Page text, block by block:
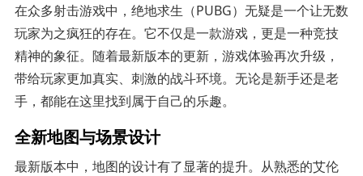
在众多射击游戏中，绝地求生（PUBG）无疑是一个让无数
玩家为之疯狂的存在。它不仅是一款游戏，更是一种竞技
精神的象征。随着最新版本的更新，游戏体验再次升级，
带给玩家更加真实、刺激的战斗环境。无论是新手还是老
手，都能在这里找到属于自己的乐趣。
全新地图与场景设计
最新版本中，地图的设计有了显著的提升。从熟悉的艾伦